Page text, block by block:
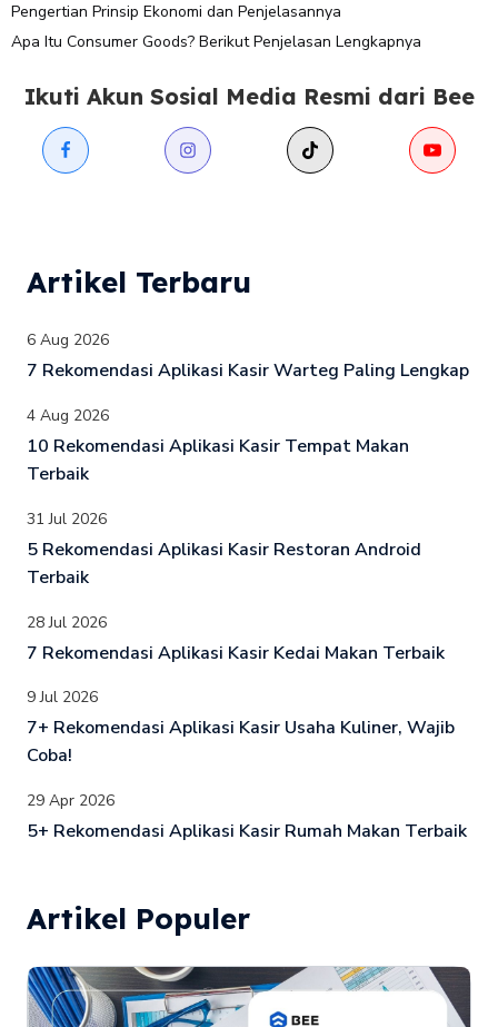
Pengertian Prinsip Ekonomi dan Penjelasannya
Apa Itu Consumer Goods? Berikut Penjelasan Lengkapnya
Ikuti Akun Sosial Media Resmi dari Bee
Artikel Terbaru
6 Aug 2026
7 Rekomendasi Aplikasi Kasir Warteg Paling Lengkap
4 Aug 2026
10 Rekomendasi Aplikasi Kasir Tempat Makan
Terbaik
31 Jul 2026
5 Rekomendasi Aplikasi Kasir Restoran Android
Terbaik
28 Jul 2026
7 Rekomendasi Aplikasi Kasir Kedai Makan Terbaik
9 Jul 2026
7+ Rekomendasi Aplikasi Kasir Usaha Kuliner, Wajib
Coba!
29 Apr 2026
5+ Rekomendasi Aplikasi Kasir Rumah Makan Terbaik
Artikel Populer